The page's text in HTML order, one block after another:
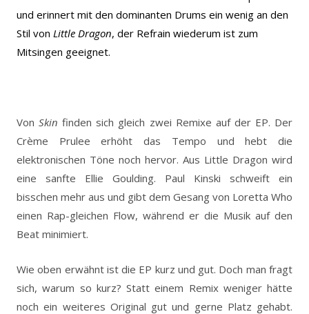
und erinnert mit den dominanten Drums ein wenig an den
Stil von Little Dragon, der Refrain wiederum ist zum
Mitsingen geeignet.
VonSkin finden sich gleich zwei Remixe auf der EP. Der
Crème Prulee erhöht das Tempo und hebt die
elektronischen Töne noch hervor. Aus Little Dragon wird
eine sanfte Ellie Goulding. Paul Kinski schweift ein
bisschen mehr aus und gibt dem Gesang von Loretta Who
einen Rap-gleichen Flow, während er die Musik auf den
Beat minimiert.
Wie oben erwähnt ist die EP kurz und gut. Doch man fragt
sich, warum so kurz? Statt einem Remix weniger hätte
noch ein weiteres Original gut und gerne Platz gehabt.